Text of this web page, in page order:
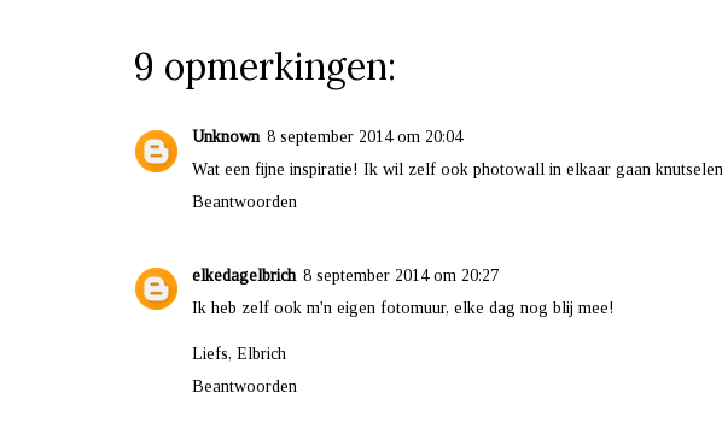
9 opmerkingen:
Unknown 8 september 2014 om 20:04
Wat een fijne inspiratie! Ik wil zelf ook photowall in elkaar gaan
Beantwoorden
elkedagelbrich 8 september 2014 om 20:27
Ik heb zelf ook m'n eigen fotomuur, elke dag nog blij mee!
Liefs, Elbrich
Beantwoorden